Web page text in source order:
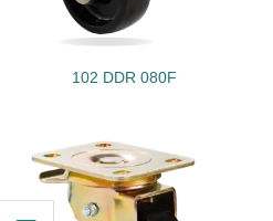
102 DDR 080F